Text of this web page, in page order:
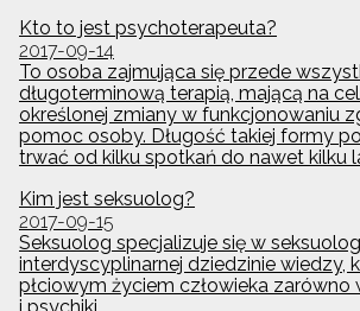
Kto to jest psychoterapeuta?
2017-09-14
To osoba zajmująca się przede
długoterminową terapią, mającą na
określonej zmiany w funkcjonowaniu
pomoc osoby. Długość takiej formy
trwać od kilku spotkań do nawet kilku
Kim jest seksuolog?
2017-09-15
Seksuolog specjalizuje się w
interdyscyplinarnej dziedzinie wiedzy,
płciowym życiem człowieka zarówno